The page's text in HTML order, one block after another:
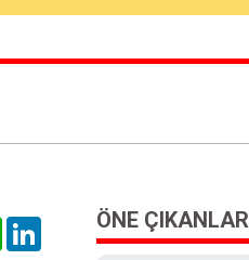
WhatsAppLinkedInÖNE ÇIKANLAR